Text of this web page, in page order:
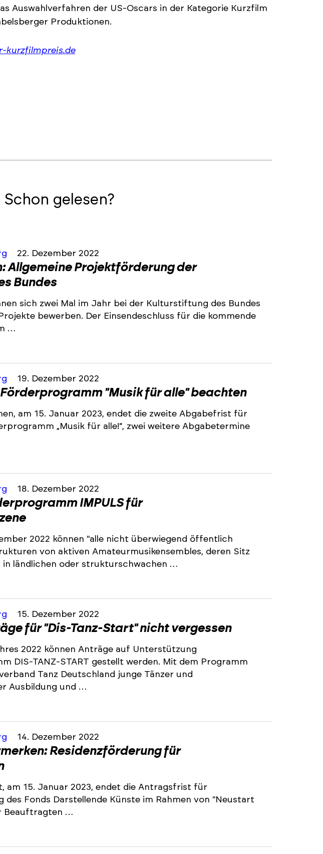
Auswahlverfahren der US-Oscars in der Kategorie Kurzfilm
Produktionen.
kurzfilmpreis.de
Schon gelesen?
22. Dezember 2022
Allgemeine Projektförderung der
Bundes
sich zwei Mal im Jahr bei der Kulturstiftung des Bundes
bewerben. Der Einsendeschluss für die kommende
…
19. Dezember 2022
"Musik für alle" beachten
am 15. Januar 2023, endet die zweite Abgabefrist für
„Musik für alle!“, zwei weitere Abgabetermine
18. Dezember 2022
IMPULS für
2022 können "alle nicht überwiegend öffentlich
von aktiven Amateurmusikensembles, deren Sitz
in ländlichen oder strukturschwachen …
15. Dezember 2022
für "Dis-Tanz-Start" nicht vergessen
2022 können Anträge auf Unterstützung
DIS-TANZ-START gestellt werden. Mit dem Programm
Tanz Deutschland junge Tänzer und
Ausbildung und …
14. Dezember 2022
Residenzförderung für
am 15. Januar 2023, endet die Antragsfrist für
des Fonds Darstellende Künste im Rahmen von "Neustart
Beauftragten …